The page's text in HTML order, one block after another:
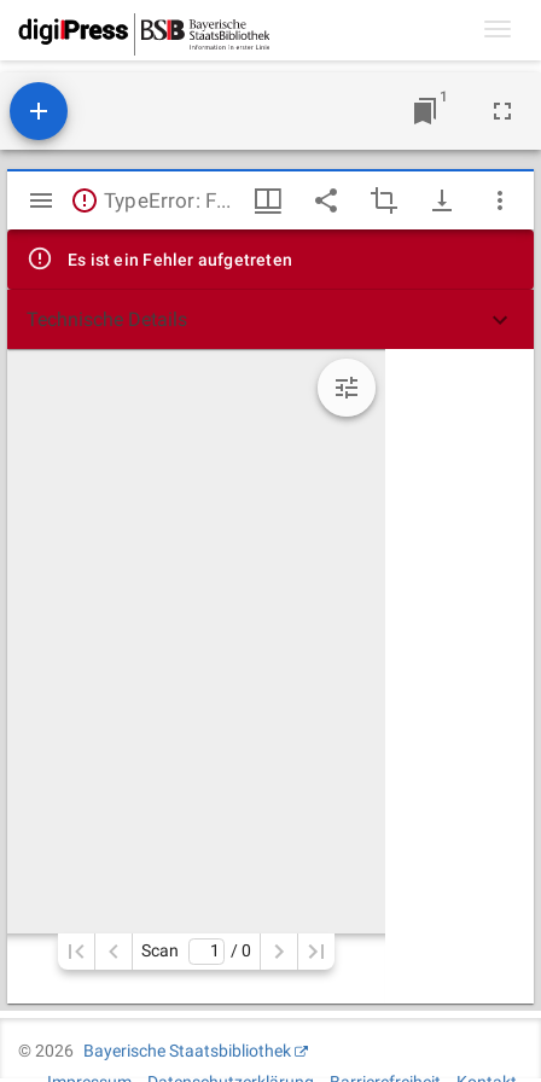
1
Mirador
Viewer
TypeError: Failed to fetch
Es ist ein Fehler aufgetreten
Technische Details
Scan / 0
©2026
Bayerische Staatsbibliothek